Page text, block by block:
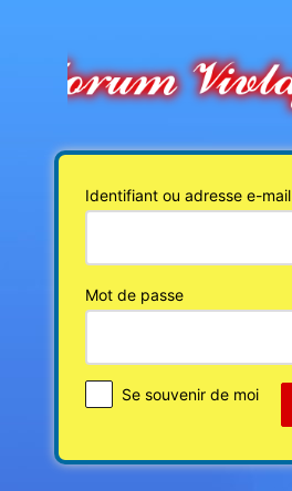
connecter
Identifiant ou adresse e-mail
Mot de passe
Se souvenir de moi